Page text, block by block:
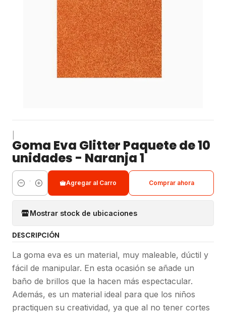
Goma Eva Glitter Paquete de 10
unidades - Naranja 1
Cantidad
Agregar al Carro Comprar ahora
Mostrar stock de ubicaciones
DESCRIPCIÓN
La goma eva es un material, muy maleable, dúctil y
fácil de manipular. En esta ocasión se añade un
baño de brillos que la hacen más espectacular.
Además, es un material ideal para que los niños
practiquen su creatividad, ya que al no tener cortes